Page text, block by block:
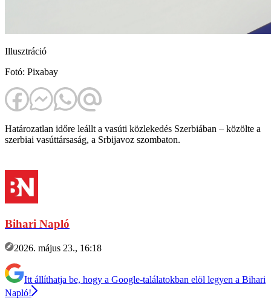
Illusztráció
Fotó: Pixabay
Határozatlan időre leállt a vasúti közlekedés Szerbiában – közölte a
szerbiai vasúttársaság, a Srbijavoz szombaton.
Bihari Napló
2026. május 23., 16:18
Itt állíthatja be, hogy a Google-találatokban elöl legyen a Bihari
Napló!